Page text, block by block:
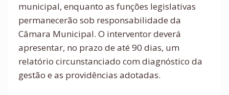
municipal, enquanto as funções legislativas
permanecerão sob responsabilidade da
Câmara Municipal. O interventor deverá
apresentar, no prazo de até 90 dias, um
relatório circunstanciado com diagnóstico da
gestão e as providências adotadas.